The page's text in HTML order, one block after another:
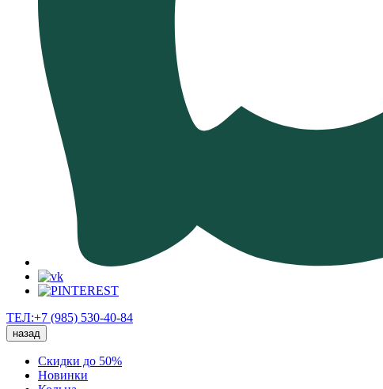
ТЕЛ:+7 (985) 530-40-84
назад
Скидки до 50%
Новинки